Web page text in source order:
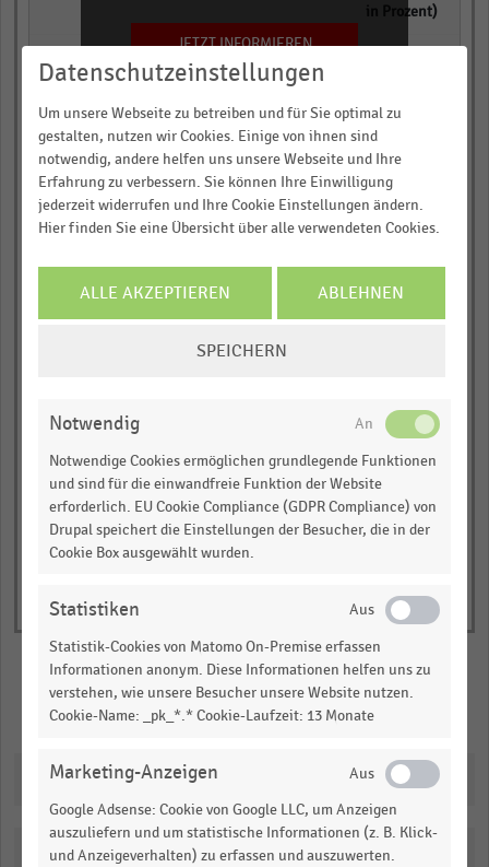
in Prozent)
Skonti/Boni-Erträge (in
Gesamtkosten (in Prozent vom
empty
Prozent vom Bruttoumsatz)
empty
JETZT INFORMIEREN
Merken Teilen
Downloads
Katalogisierung
Datenschutzeinstellungen
Um unsere Webseite zu betreiben und für Sie optimal zu
gestalten, nutzen wir Cookies. Einige von ihnen sind
notwendig, andere helfen uns unsere Webseite und Ihre
Erfahrung zu verbessern. Sie können Ihre Einwilligung
jederzeit widerrufen und Ihre Cookie Einstellungen ändern.
Hier finden Sie eine Übersicht über alle verwendeten Cookies.
ALLE AKZEPTIEREN ABLEHNEN
SPEICHERN
Notwendig
Notwendige Cookies ermöglichen grundlegende Funktionen
und sind für die einwandfreie Funktion der Website
erforderlich. EU Cookie Compliance (GDPR Compliance) von
Drupal speichert die Einstellungen der Besucher, die in der
Cookie Box ausgewählt wurden.
Statistiken
Statistik-Cookies von Matomo On-Premise erfassen
Informationen anonym. Diese Informationen helfen uns zu
verstehen, wie unsere Besucher unsere Website nutzen.
Cookie-Name: _pk_*.* Cookie-Laufzeit: 13 Monate
Marketing-Anzeigen
Google Adsense: Cookie von Google LLC, um Anzeigen
auszuliefern und um statistische Informationen (z. B. Klick-
und Anzeigeverhalten) zu erfassen und auszuwerten.